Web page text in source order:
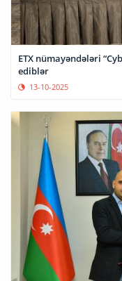
ETX nümayəndələri
ediblər
13-10-2025